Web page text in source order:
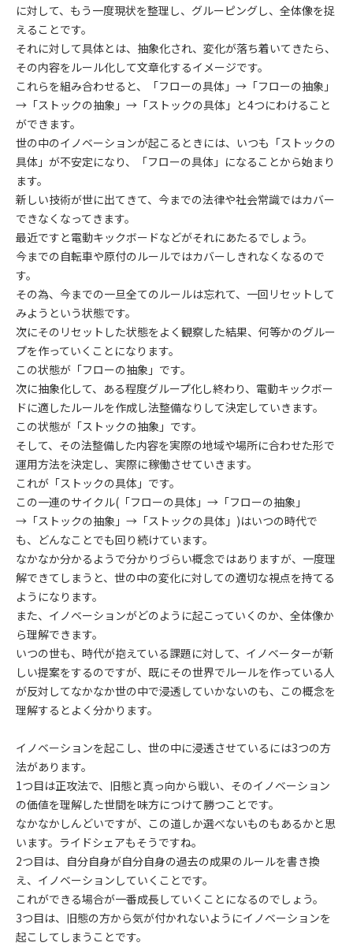
に対して、もう一度現状を整理し、グルーピングし、全体像を捉
えることです。
それに対して具体とは、抽象化され、変化が落ち着いてきたら、
その内容をルール化して文章化するイメージです。
これらを組み合わせると、「フローの具体」→「フローの抽象」
→「ストックの抽象」→「ストックの具体」と4つにわけること
ができます。
世の中のイノベーションが起こるときには、いつも「ストックの
具体」が不安定になり、「フローの具体」になることから始まり
ます。
新しい技術が世に出てきて、今までの法律や社会常識ではカバー
できなくなってきます。
最近ですと電動キックボードなどがそれにあたるでしょう。
今までの自転車や原付のルールではカバーしきれなくなるので
す。
その為、今までの一旦全てのルールは忘れて、一回リセットして
みようという状態です。
次にそのリセットした状態をよく観察した結果、何等かのグルー
プを作っていくことになります。
この状態が「フローの抽象」です。
次に抽象化して、ある程度グループ化し終わり、電動キックボー
ドに適したルールを作成し法整備なりして決定していきます。
この状態が「ストックの抽象」です。
そして、その法整備した内容を実際の地域や場所に合わせた形で
運用方法を決定し、実際に稼働させていきます。
これが「ストックの具体」です。
この一連のサイクル(「フローの具体」→「フローの抽象」
→「ストックの抽象」→「ストックの具体」)はいつの時代で
も、どんなことでも回り続けています。
なかなか分かるようで分かりづらい概念ではありますが、一度理
解できてしまうと、世の中の変化に対しての適切な視点を持てる
ようになります。
また、イノベーションがどのように起こっていくのか、全体像か
ら理解できます。
いつの世も、時代が抱えている課題に対して、イノベーターが新
しい提案をするのですが、既にその世界でルールを作っている人
が反対してなかなか世の中で浸透していかないのも、この概念を
理解するとよく分かります。
イノベーションを起こし、世の中に浸透させているには3つの方
法があります。
1つ目は正攻法で、旧態と真っ向から戦い、そのイノベーション
の価値を理解した世間を味方につけて勝つことです。
なかなかしんどいですが、この道しか選べないものもあるかと思
います。ライドシェアもそうですね。
2つ目は、自分自身が自分自身の過去の成果のルールを書き換
え、イノベーションしていくことです。
これができる場合が一番成長していくことになるのでしょう。
3つ目は、旧態の方から気が付かれないようにイノベーションを
起こしてしまうことです。